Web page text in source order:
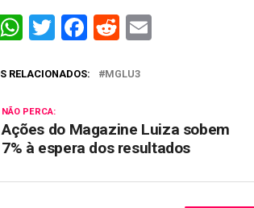
WhatsApp
Twitter
Facebook
Reddit
RELACIONADOS: MGLU3
NÃO PERCA:
Ações do Magazine Luiza sobem
7% à espera dos resultados